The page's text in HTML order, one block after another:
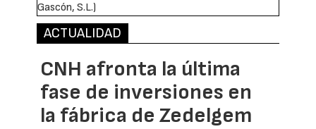
ACTUALIDAD
CNH afronta la última
fase de inversiones en
la fábrica de Zedelgem